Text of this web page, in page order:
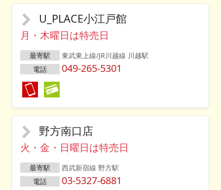
U_PLACE小江戸館
月・木曜日は特売日
最寄駅
東武東上線/JR川越線 川越駅
電話
049-265-5301
野方南口店
火・金・日曜日は特売日
最寄駅
西武新宿線 野方駅
電話
03-5327-6881